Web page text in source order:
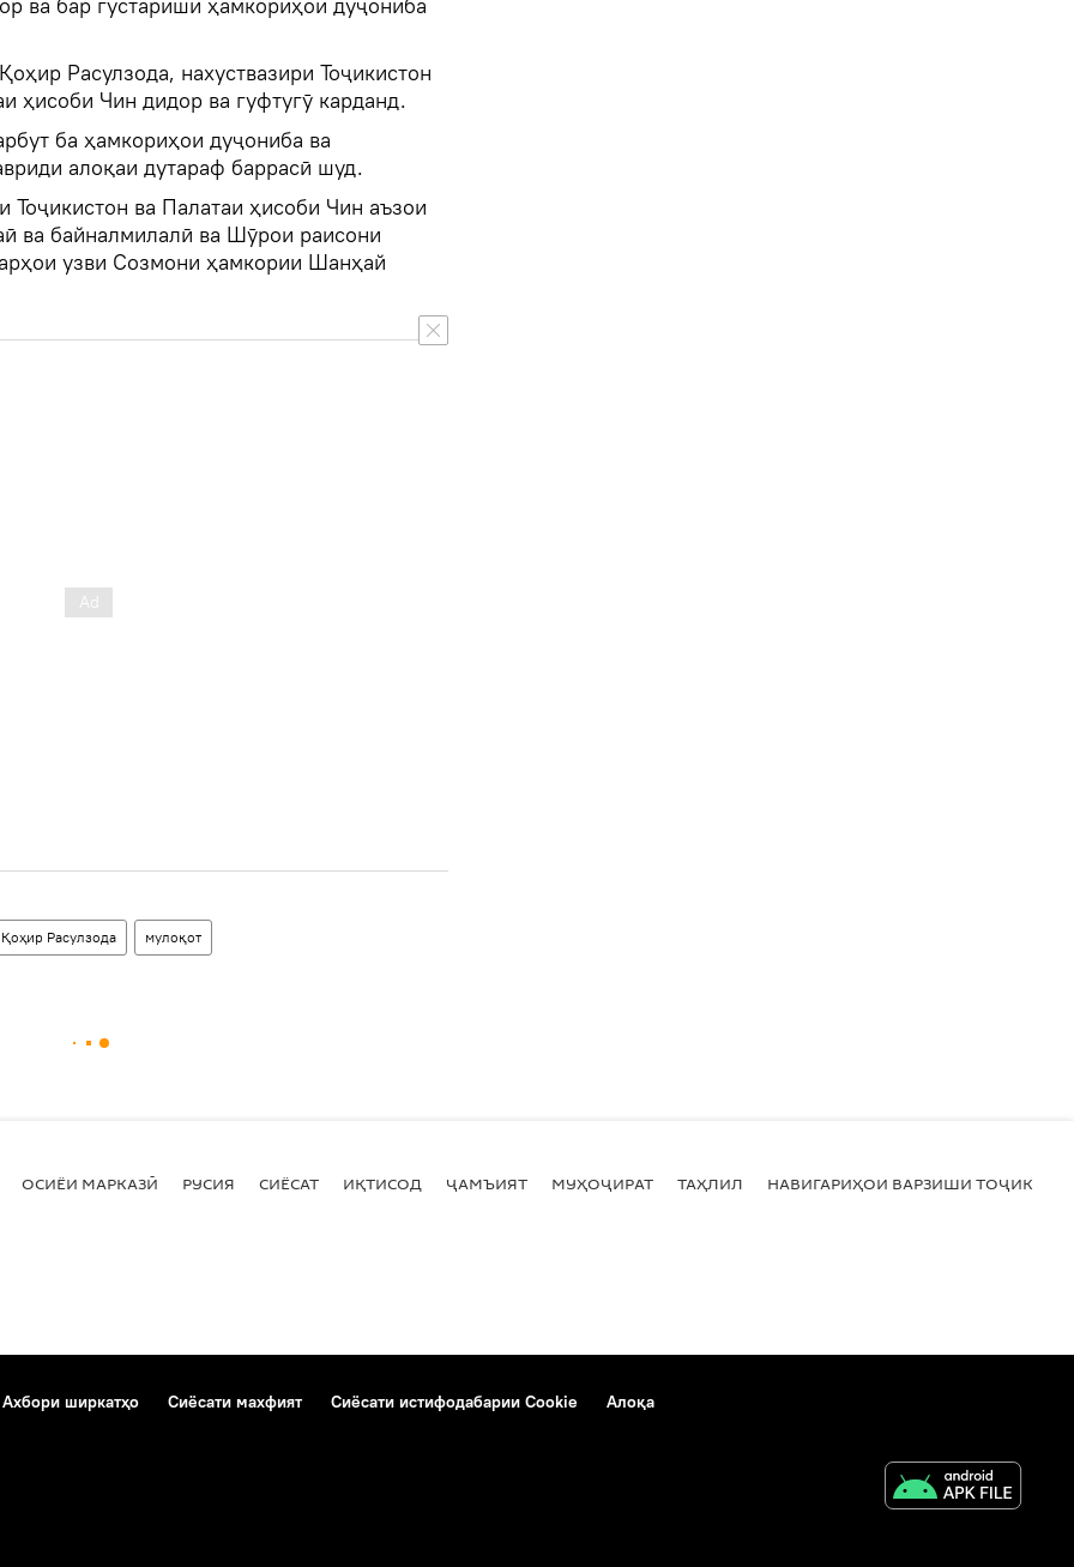
ва бар густариши ҳамкориҳои дуҷониба
Расулзода, нахуствазири Тоҷикистон
ҳисоби Чин дидор ва гуфтугӯ карданд.
ба ҳамкориҳои дуҷониба ва
алоқаи дутараф баррасӣ шуд.
Тоҷикистон ва Палатаи ҳисоби Чин аъзои
ва байналмилалӣ ва Шӯрои раисони
узви Созмони ҳамкории Шанҳай
Қоҳир Расулзода мулоқот
ОСИЁИ МАРКАЗӢ РУСИЯ СИЁСАТ ИҚТИСОД ҶАМЪИЯТ МУҲОҶИРАТ ТАҲЛИЛ НАВИГАРИҲОИ ВАРЗИШИ
Ахбори ширкатҳо Сиёсати махфият Сиёсати истифодабарии Cookie Алоқа